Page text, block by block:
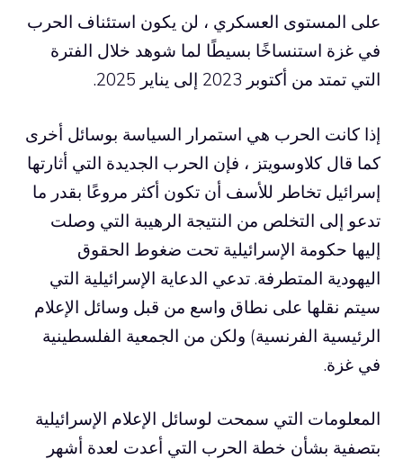
على المستوى العسكري ، لن يكون استئناف الحرب
في غزة استنساخًا بسيطًا لما شوهد خلال الفترة
التي تمتد من أكتوبر 2023 إلى يناير 2025.
إذا كانت الحرب هي استمرار السياسة بوسائل أخرى
كما قال كلاوسويتز ، فإن الحرب الجديدة التي أثارتها
إسرائيل تخاطر للأسف أن تكون أكثر مروعًا بقدر ما
تدعو إلى التخلص من النتيجة الرهيبة التي وصلت
إليها حكومة الإسرائيلية تحت ضغوط الحقوق
اليهودية المتطرفة. تدعي الدعاية الإسرائيلية التي
سيتم نقلها على نطاق واسع من قبل وسائل الإعلام
الرئيسية الفرنسية) ولكن من الجمعية الفلسطينية
في غزة.
المعلومات التي سمحت لوسائل الإعلام الإسرائيلية
بتصفية بشأن خطة الحرب التي أعدت لعدة أشهر